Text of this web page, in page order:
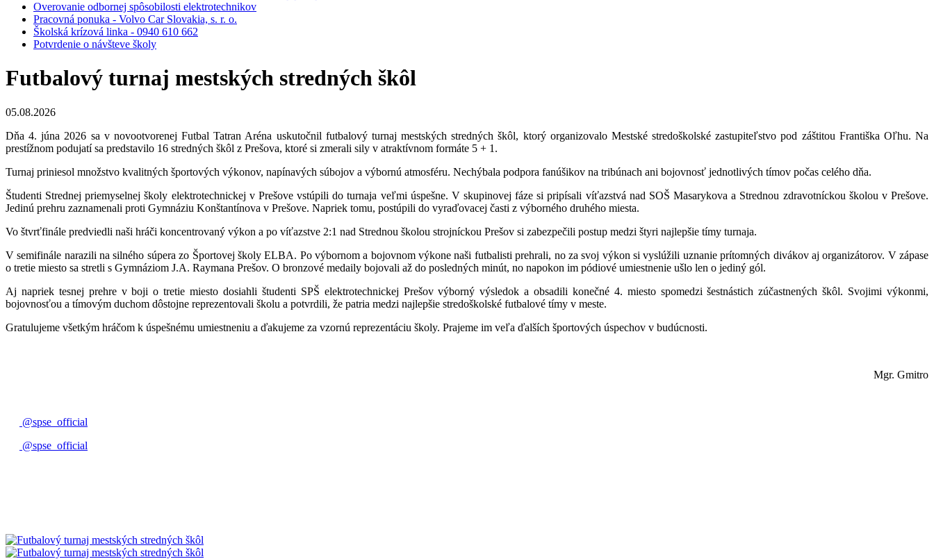
Overovanie odbornej spôsobilosti elektrotechnikov
Pracovná ponuka - Volvo Car Slovakia, s. r. o.
Školská krízová linka - 0940 610 662
Potvrdenie o návšteve školy
Futbalový turnaj mestských stredných škôl
05.08.2026
Dňa 4. júna 2026 sa v novootvorenej Futbal Tatran Aréna uskutočnil futbalový turnaj mestských stredných škôl, ktorý organizovalo Mestské stredoškolské zastupiteľstvo pod záštitou Františka Oľhu. Na
prestížnom podujatí sa predstavilo 16 stredných škôl z Prešova, ktoré si zmerali sily v atraktívnom formáte 5 + 1.
Turnaj priniesol množstvo kvalitných športových výkonov, napínavých súbojov a výbornú atmosféru. Nechýbala podpora fanúšikov na tribúnach ani bojovnosť jednotlivých tímov počas celého dňa.
Študenti Strednej priemyselnej školy elektrotechnickej v Prešove vstúpili do turnaja veľmi úspešne. V skupinovej fáze si pripísali víťazstvá nad SOŠ Masarykova a Strednou zdravotníckou školou v Prešove.
Jedinú prehru zaznamenali proti Gymnáziu Konštantínova v Prešove. Napriek tomu, postúpili do vyraďovacej časti z výborného druhého miesta.
Vo štvrťfinále predviedli naši hráči koncentrovaný výkon a po víťazstve 2:1 nad Strednou školou strojníckou Prešov si zabezpečili postup medzi štyri najlepšie tímy turnaja.
V semifinále narazili na silného súpera zo Športovej školy ELBA. Po výbornom a bojovnom výkone naši futbalisti prehrali, no za svoj výkon si vyslúžili uznanie prítomných divákov aj organizátorov. V zápase
o tretie miesto sa stretli s Gymnáziom J.A. Raymana Prešov. O bronzové medaily bojovali až do posledných minút, no napokon im pódiové umiestnenie ušlo len o jediný gól.
Aj napriek tesnej prehre v boji o tretie miesto dosiahli študenti SPŠ elektrotechnickej Prešov výborný výsledok a obsadili konečné 4. miesto spomedzi šestnástich zúčastnených škôl. Svojimi výkonmi,
bojovnosťou a tímovým duchom dôstojne reprezentovali školu a potvrdili, že patria medzi najlepšie stredoškolské futbalové tímy v meste.
Gratulujeme všetkým hráčom k úspešnému umiestneniu a ďakujeme za vzornú reprezentáciu školy. Prajeme im veľa ďalších športových úspechov v budúcnosti.
Mgr. Gmitro
@spse_official
@spse_official